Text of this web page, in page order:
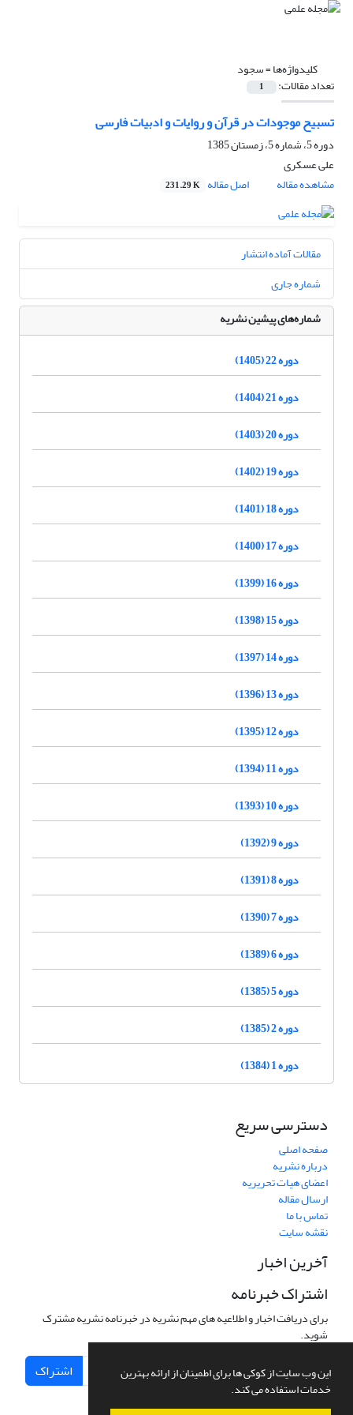
این وب سایت از کوکی ها برای اطمینان از ارائه بهترین
خدمات استفاده می کند.
کلیدواژه‌ها =سجود
تعداد مقالات: 1
تسبیح موجودات در قرآن و روایات و ادبیات فارسی
دوره 5، شماره 5، زمستان 1385
علی عسکری
مشاهده مقاله
اصل مقاله 231.29 K
مقالات آماده انتشار
شماره جاری
شماره‌های پیشین نشریه
دوره 22 (1405)
دوره 21 (1404)
دوره 20 (1403)
دوره 19 (1402)
دوره 18 (1401)
دوره 17 (1400)
دوره 16 (1399)
دوره 15 (1398)
دوره 14 (1397)
دوره 13 (1396)
دوره 12 (1395)
دوره 11 (1394)
دوره 10 (1393)
دوره 9 (1392)
دوره 8 (1391)
دوره 7 (1390)
دوره 6 (1389)
دوره 5 (1385)
دوره 2 (1385)
دوره 1 (1384)
دسترسی سریع
صفحه اصلی
درباره نشریه
اعضای هیات تحریریه
ارسال مقاله
تماس با ما
نقشه سایت
آخرین اخبار
اشتراک خبرنامه
برای دریافت اخبار و اطلاعیه های مهم نشریه در خبرنامه نشریه مشترک
شوید.
اشتراک